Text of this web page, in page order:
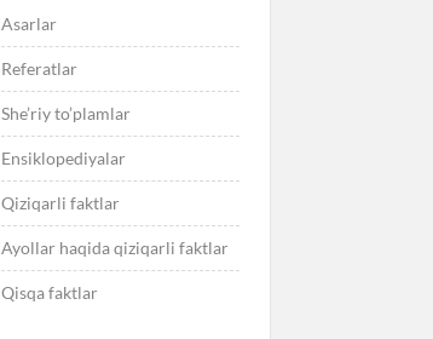
Asarlar
Referatlar
She’riy to’plamlar
Ensiklopediyalar
Qiziqarli faktlar
Ayollar haqida qiziqarli faktlar
Qisqa faktlar